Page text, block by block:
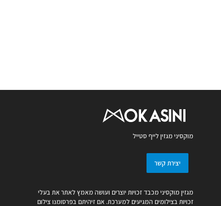
מוקסיני מגזין לייף סטייל
יצירת קשר
מגזין מוקסיני מכבד זכויות יוצרים ועושה מאמץ לאתר את בעלי
זכויות בצילומים המגיעים למערכת. אם זיהיתם בפרסומנו צילום